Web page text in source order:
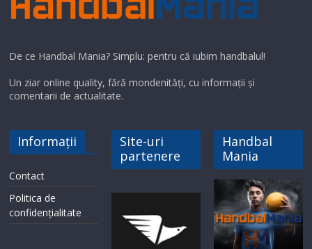
De ce Handbal Mania? Simplu: pentru că iubim handbalul!
Un ziar online quality, fără mondenități, cu informații și
comentarii de actualitate.
Informații
Contact
Politica de
confidențialitate
Site-uri
partenere
Handbal
Mania